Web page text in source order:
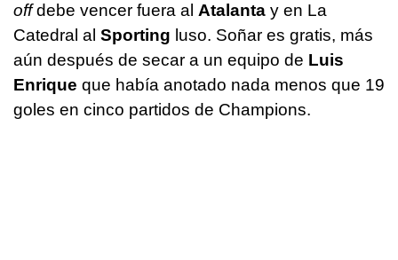
offdebe vencer fuera al Atalanta y en La
Catedral al Sporting luso. Soñar es gratis, más
aún después de secar a un equipo de Luis
Enrique que había anotado nada menos que 19
goles en cinco partidos de Champions.